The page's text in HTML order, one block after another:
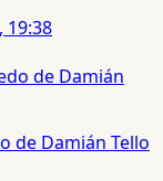
19:38
de Damián Tello